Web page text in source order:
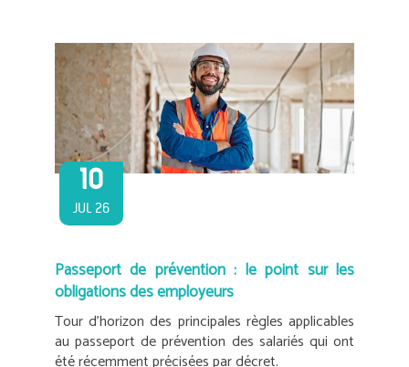
10
JUL 26
Passeport de prévention : le point sur les
obligations des employeurs
Tour d’horizon des principales règles applicables
au passeport de prévention des salariés qui ont
été récemment précisées par décret.